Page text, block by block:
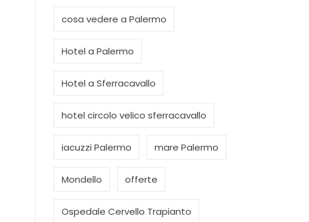
cosa vedere a Palermo
Hotel a Palermo
Hotel a Sferracavallo
hotel circolo velico sferracavallo
iacuzzi Palermo mare Palermo
Mondello offerte
Ospedale Cervello Trapianto